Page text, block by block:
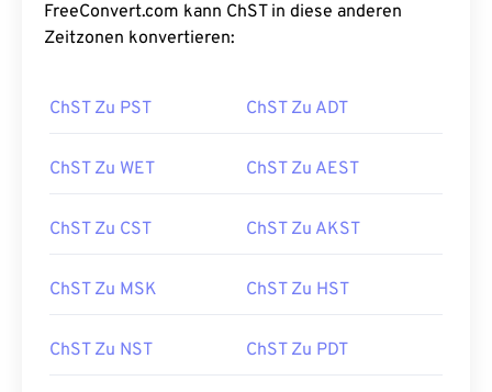
FreeConvert.com kann ChST in diese anderen
Zeitzonen konvertieren:
ChST Zu PST ChST Zu ADT
ChST Zu WET ChST Zu AEST
ChST Zu CST ChST Zu AKST
ChST Zu MSK ChST Zu HST
ChST Zu NST ChST Zu PDT